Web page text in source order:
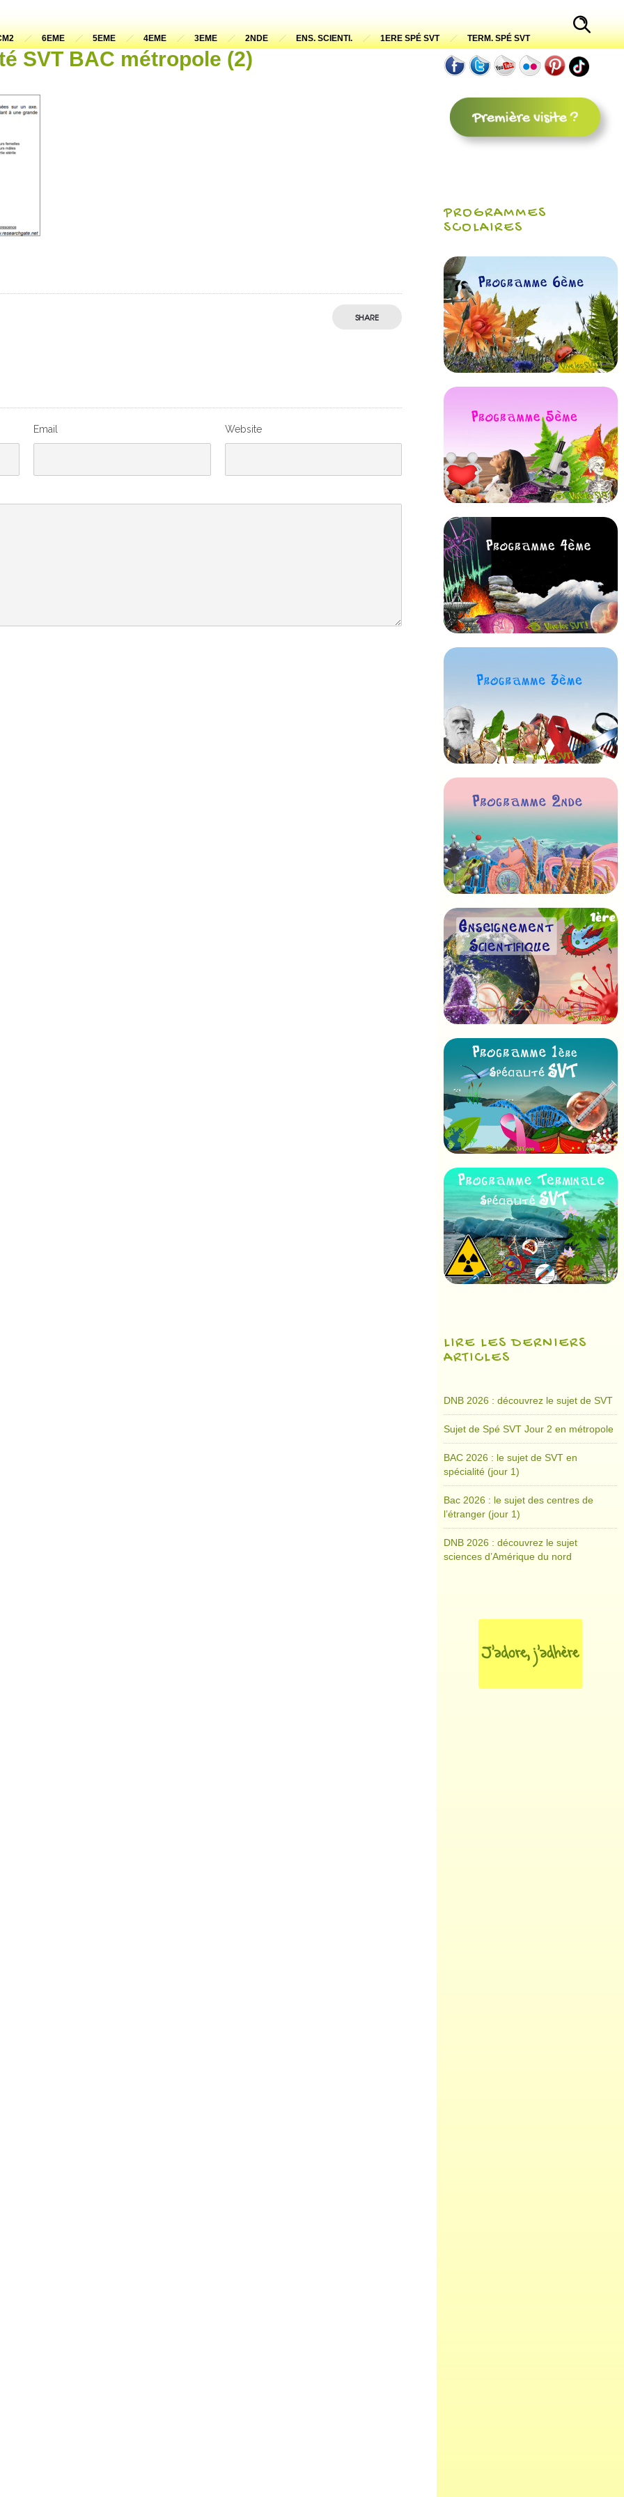
6EME 5EME 4EME 3EME 2NDE ENS. SCIENTI. 1ERE SPÉ SVT TERM. SPÉ SVT
SVT BAC métropole (2)
SHARE
Email Website
PROGRAMMES
SCOLAIRES
LIRE LES DERNIERS
ARTICLES
DNB 2026 : découvrez le sujet de SVT
Sujet de Spé SVT Jour 2 en métropole
BAC 2026 : le sujet de SVT en
spécialité (jour 1)
Bac 2026 : le sujet des centres de
l’étranger (jour 1)
DNB 2026 : découvrez le sujet
sciences d’Amérique du nord